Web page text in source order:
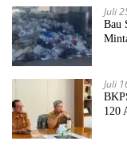
Juli
Bau
Juli
120